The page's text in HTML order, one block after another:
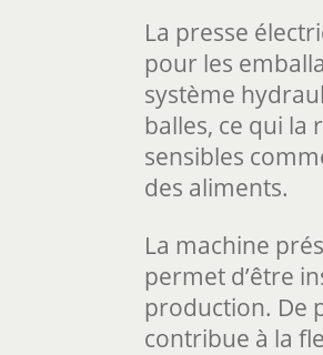
La presse
pour les
système
balles, ce qui la
sensibles
des aliments.
La machine
permet d’être
production. De
contribue à la